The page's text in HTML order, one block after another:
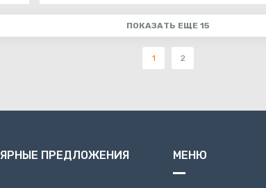
ПОКАЗАТЬ ЕЩЕ 15
1 2
ПРЕДЛОЖЕНИЯ МЕНЮ